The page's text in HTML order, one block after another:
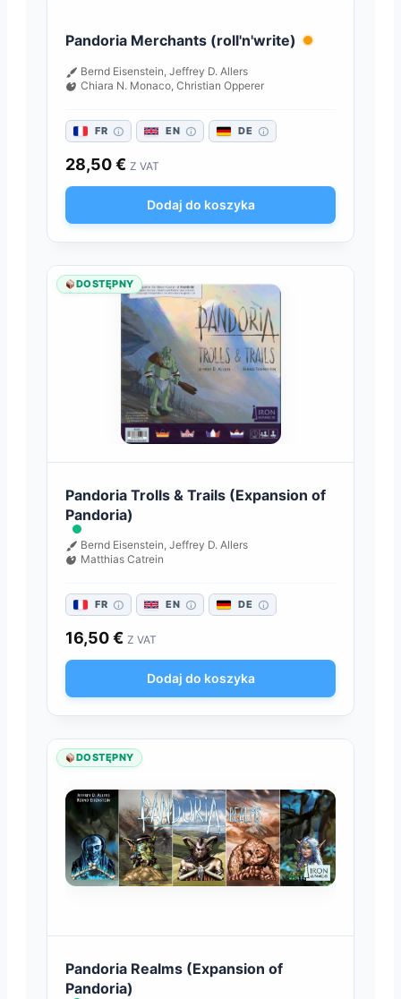
Pandoria Merchants (roll'n'write)
Bernd Eisenstein, Jeffrey D. Allers
Chiara N. Monaco, Christian Opperer
FR EN DE
28,50€ Z VAT
Dodaj do koszyka
DOSTĘPNY
Pandoria Trolls & Trails (Expansion of
Pandoria)
Bernd Eisenstein, Jeffrey D. Allers
Matthias Catrein
FR EN DE
16,50€ Z VAT
Dodaj do koszyka
DOSTĘPNY
Pandoria Realms (Expansion of
Pandoria)